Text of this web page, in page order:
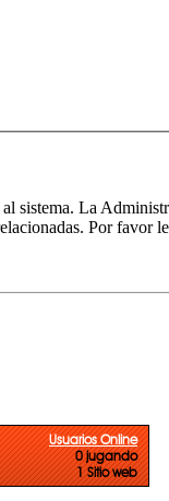
sistema. La
Por favor
Usuarios Online
0 jugando
1 Sitio web